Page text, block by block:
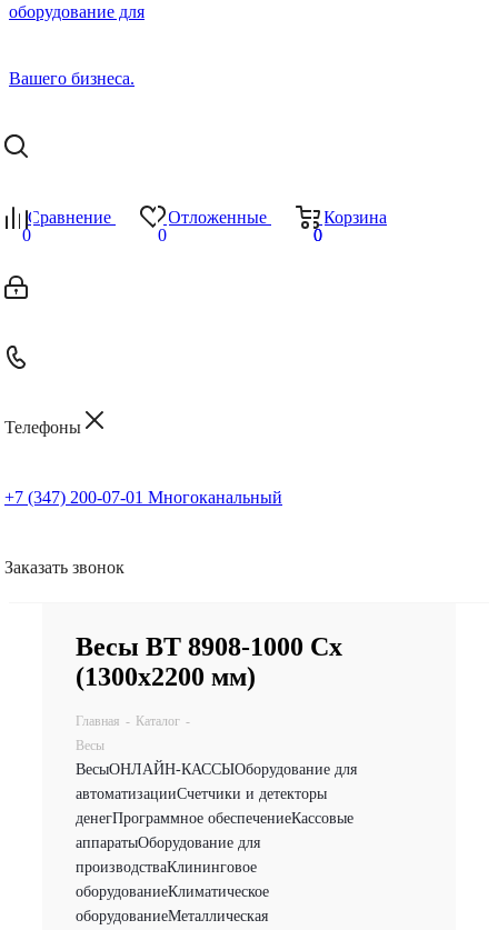
Сравнение
0
Отложенные
0
Корзина
0
0
Телефоны
+7 (347) 200-07-01 Многоканальный
Заказать звонок
Весы ВТ 8908-1000 Сх
(1300х2200 мм)
Главная - Каталог -
Весы
ВесыОНЛАЙН-КАССЫОборудование для
автоматизацииСчетчики и детекторы
денегПрограммное обеспечениеКассовые
аппаратыОборудование для
производстваКлининговое
оборудованиеКлиматическое
оборудованиеМеталлическая